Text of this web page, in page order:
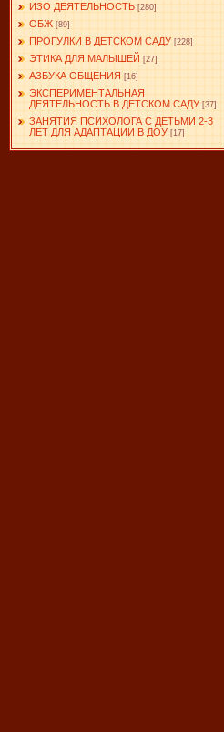
ИЗО ДЕЯТЕЛЬНОСТЬ [280]
ОБЖ [89]
ПРОГУЛКИ В ДЕТСКОМ САДУ [228]
ЭТИКА ДЛЯ МАЛЫШЕЙ [27]
АЗБУКА ОБЩЕНИЯ [16]
ЭКСПЕРИМЕНТАЛЬНАЯ
ДЕЯТЕЛЬНОСТЬ В ДЕТСКОМ САДУ [37]
ЗАНЯТИЯ ПСИХОЛОГА С ДЕТЬМИ 2-3
ЛЕТ ДЛЯ АДАПТАЦИИ В ДОУ [17]